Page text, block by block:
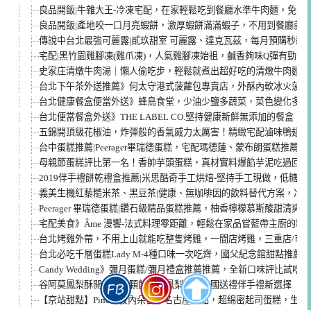
良品開飯|牛雜大王-冷凍宅配，在家輕鬆吃到餐廳水準牛肉麵，免出
良品開飯|產地咬一口月亮蝦餅，激厚蝦餅滿滿蝦子，不用到餐廳就
傳說中台北最強可麗露|貳玖甜室 可麗露、達克瓦茲，每月預購秒殺
宅配|黑竹園雞腳凍(雞爪凍)，人氣雞腳凍始祖，鹹香夠味Q彈有勁，
史家庄清燉牛肉湯｜懶人偷吃步，輕鬆就煮出超好吃的清燉牛肉麵
台北下午茶外送推薦》何太守港式菠蘿包專賣店，外酥內軟冰火菠
台北健康餐盒便當外送》蜂鳥食堂，少油少鹽多蔬菜，菜色變化多
台北便當餐盒外送》THE LABEL CO.堅持健康新鮮無添加的餐盒，
五錦開頂級花椒油，炸彈般的香氣威力太厲害！精緻宅配滷味鴨翅
台中蛋糕推薦|Peerager畢瑞德蛋糕，宅配瑪德蓮、蒙布朗蛋糕推薦
母親節蛋糕評比第一名！香帥芋頭蛋糕，真材實料爆餡芋泥吃過回
2019伴手禮餅乾禮盒推薦|米思酷奇手工烘焙-堅持手工現做，低糖
義美生機紅藜糙米茶、黑豆茶|健康、無咖啡因的飲料替代方案，冷
Peerager 畢瑞德蛋糕|鑽石級精品蛋糕推薦，柚香檸檬慕斯酸甜清爽
宅配美食》Âme 漫饗-法式料理零距離，輕鬆在家品嘗藍帶主廚的精
台北烤雞外帶，不用上山就能吃整隻烤雞，一間店烤雞，三重店/市
台北必吃千層蛋糕Lady M-4種口味一次吃齊，國父紀念館甜點推薦
Candy Wedding》彌月蛋糕/彌月禮盒推薦推薦，全新口味評比試吃
谷阿莫鳳梨酥開箱》大顆飽滿的鳳梨酥，出國送禮伴手禮新選擇
【京站甜點】Pinede彼內朵日本名古屋甜點，超綿密起司蛋糕，生